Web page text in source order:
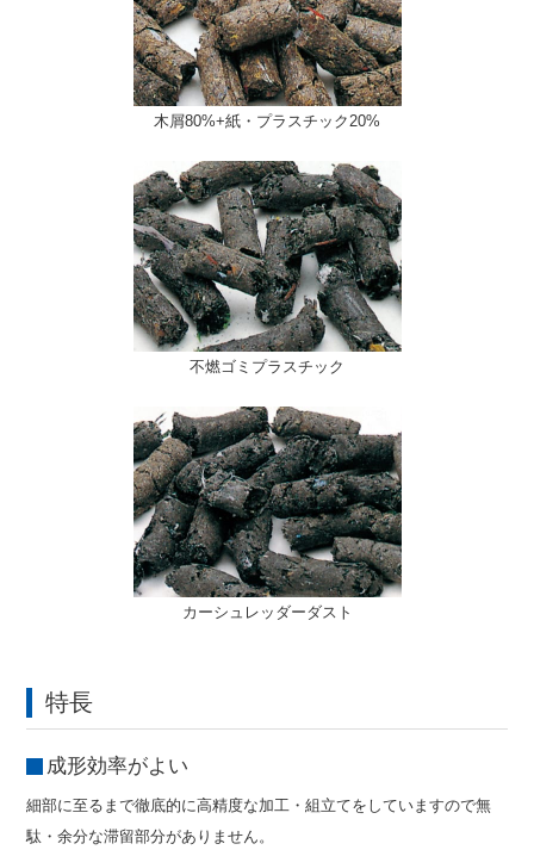
木屑80%+紙・プラスチック20%
不燃ゴミプラスチック
カーシュレッダーダスト
特長
成形効率がよい
細部に至るまで徹底的に高精度な加工・組立てをしていますので無
駄・余分な滞留部分がありません。